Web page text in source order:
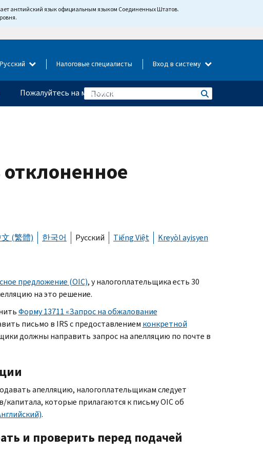
английский язык официальным языком Соединенных Штатов.
Русский Налоговые специалисты Вход в систему
Пожалуйтесь на мошенничество
(繁體) 한국어 Русский Tiếng Việt Kreyòl ayisyen
предложение (OIC), у налогоплательщика есть 30
на это решение.
Форму 13711 «Запрос на обжалование
письмо в IRSс предоставлением конкретной
должны направить запрос на апелляцию по почте в
апелляцию, налогоплательщикам следует
которые прилагаются к письмуOICоб
.
и проверить перед подачей